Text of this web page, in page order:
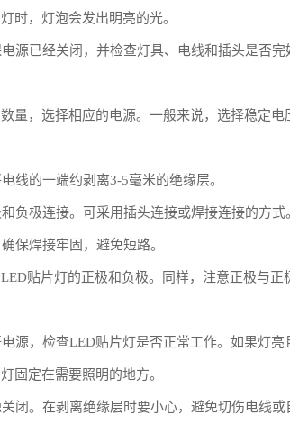
时，灯泡会发出明亮的光。
源已经关闭，并检查灯具、电线和插头是否完
量，选择相应的电源。一般来说，选择稳定电
线的一端约剥离3-5毫米的绝缘层。
负极连接。可采用插头连接或焊接连接的方式
保焊接牢固，避免短路。
贴片灯的正极和负极。同样，注意正极与正
源，检查LED贴片灯是否正常工作。如果灯亮
固定在需要照明的地方。
闭。在剥离绝缘层时要小心，避免切伤电线或